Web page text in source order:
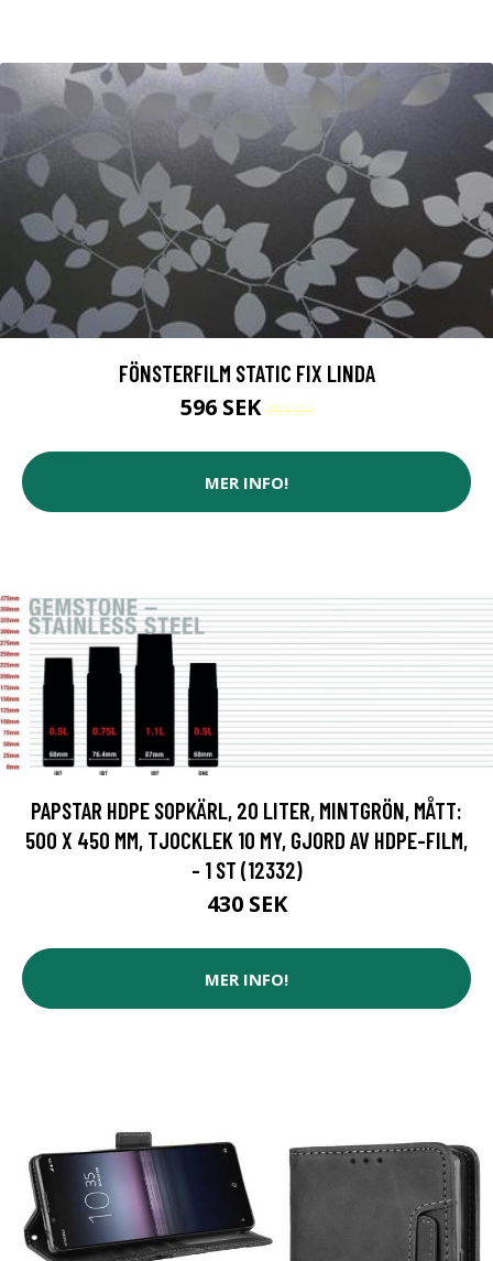
FÖNSTERFILM STATIC FIX LINDA
596 SEK796 SEK
MER INFO!
PAPSTAR HDPE SOPKÄRL, 20 LITER, MINTGRÖN, MÅTT:
500 X 450 MM, TJOCKLEK 10 MY, GJORD AV HDPE-FILM,
- 1 ST (12332)
430 SEK
MER INFO!